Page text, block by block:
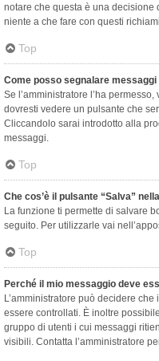
notare che questa è una decisione
niente a che fare con questi
Top
Come posso segnalare
Se l’amministratore l’ha
dovresti vedere un pulsante che
Cliccandolo sarai introdotto alla
messaggi.
Top
Che cos’è il pulsante “Salva”
La funzione ti permette di salvare
seguito. Per utilizzarle vai
Top
Perché il mio messaggio deve
L’amministratore può decidere
essere controllati. È inoltre
gruppo di utenti i cui messaggi
visibili. Contatta l’amministratore